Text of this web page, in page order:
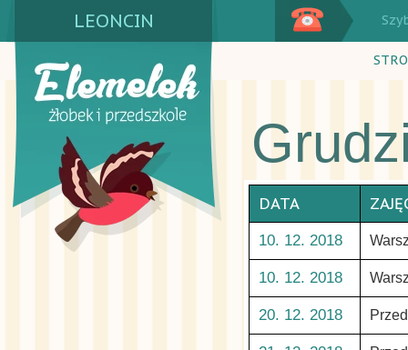
LEONCIN
DATA
10. 12. 2018
10. 12. 2018
20. 12. 2018